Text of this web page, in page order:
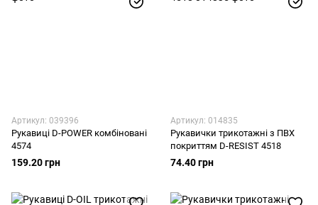
Артикул: 039396
Рукавиці D-POWER комбіновані
4574
159.20 грн
Артикул: 014835
Рукавички трикотажні з ПВХ
покриттям D-RESIST 4518
74.40 грн